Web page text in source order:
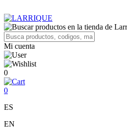
Mi cuenta
0
0
ES
EN